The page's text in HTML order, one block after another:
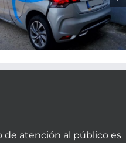
PARA CAMPER
de atención al público es